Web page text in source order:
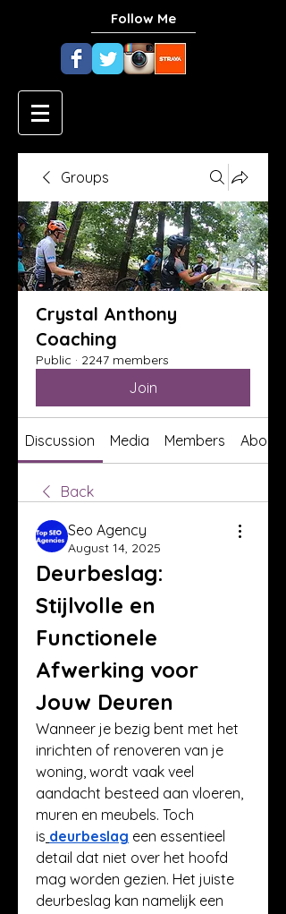
Follow Me
Groups
Crystal Anthony
Coaching
Public · 2247 members
Join
Discussion Media Members About
Back
Seo Agency
August 14, 2025
Deurbeslag:
Stijlvolle en
Functionele
Afwerking voor
Jouw Deuren
Wanneer je bezig bent met het
inrichten of renoveren van je
woning, wordt vaak veel
aandacht besteed aan vloeren,
muren en meubels. Toch
is deurbeslag een essentieel
detail dat niet over het hoofd
mag worden gezien. Het juiste
deurbeslag kan namelijk een